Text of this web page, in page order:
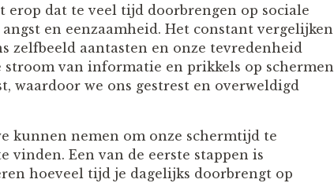
erop dat te veel tijd doorbrengen op sociale
en eenzaamheid. Het constant vergelijken
zelfbeeld aantasten en onze tevredenheid
van informatie en prikkels op schermen
waardoor we ons gestrest en overweldigd
kunnen nemen om onze schermtijd te
vinden. Een van de eerste stappen is
hoeveel tijd je dagelijks doorbrengt op